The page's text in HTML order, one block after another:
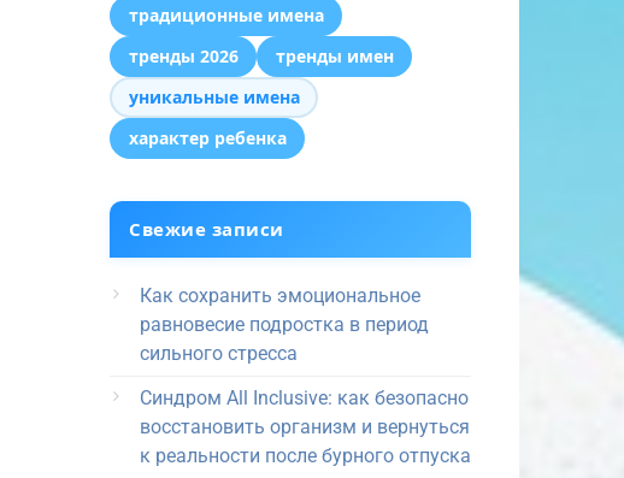
традиционные имена
тренды 2026
тренды имен
уникальные имена
характер ребенка
Свежие записи
Как сохранить эмоциональное
равновесие подростка в период
сильного стресса
Синдром All Inclusive: как безопасно
восстановить организм и вернуться
к реальности после бурного отпуска